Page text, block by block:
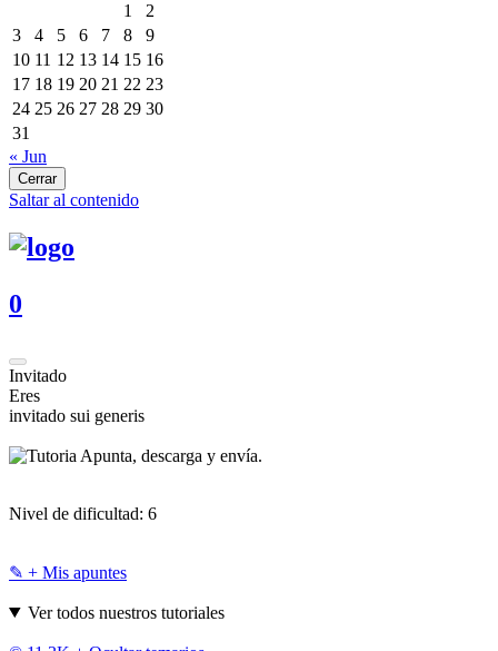
1
2
3
4 5 6 7 8
9
10 11 12 13 14 15 16
17 18 19 20 21 22 23
24 25 26 27 28 29 30
31
« Jun
Cerrar
Saltar al contenido
0
Invitado
Eres
invitado sui generis
Apunta, descarga y envía.
Nivel de dificultad: 6
✎ + Mis apuntes
Ver todos nuestros tutoriales